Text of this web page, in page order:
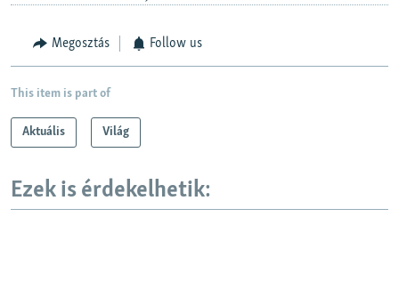
i
e
l
Megosztás Follow us
This item is part of
Aktuális Világ
Ezek is érdekelhetik: